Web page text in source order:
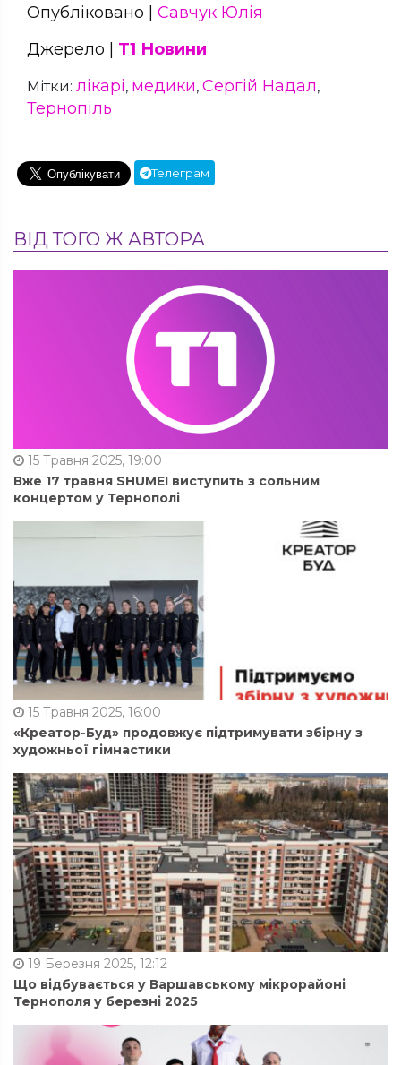
Опубліковано | Савчук Юлія
Джерело | Т1 Новини
Мітки: лікарі, медики, Сергій Надал,
Тернопіль
Телеграм
ВІД ТОГО Ж АВТОРА
15 Травня 2025, 19:00
Вже 17 травня SHUMEI виступить з сольним
концертом у Тернополі
15 Травня 2025, 16:00
«Креатор-Буд» продовжує підтримувати збірну з
художньої гімнастики
19 Березня 2025, 12:12
Що відбувається у Варшавському мікрорайоні
Тернополя у березні 2025